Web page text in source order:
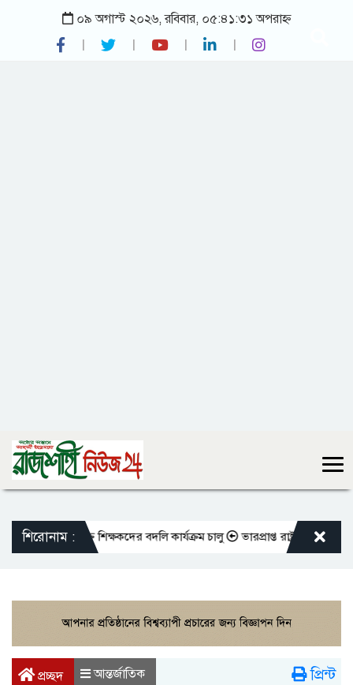
০৯ অগাস্ট ২০২৬, রবিবার, ০৫:৪১:৩১ অপরাহ্ন
শিরোনাম :
এমপিওভুক্ত শিক্ষকদের বদলি কার্যক্রম চালু ভারপ্রাপ্ত রাষ্ট্রপতিকে শুভেচ্ছা
প্রচ্ছদ আন্তর্জাতিক প্রিন্ট